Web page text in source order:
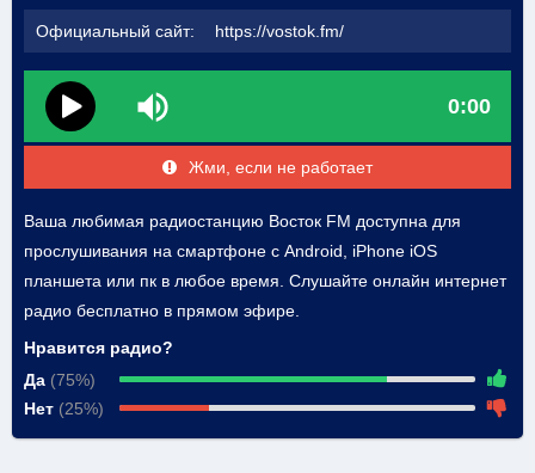
Официальный сайт: https://vostok.fm/
0:00
Жми, если не работает
Ваша любимая радиостанцию Восток FM доступна для
прослушивания на смартфоне с Android, iPhone iOS
планшета или пк в любое время. Слушайте онлайн интернет
радио бесплатно в прямом эфире.
Нравится радио?
Да (75%)
Нет (25%)